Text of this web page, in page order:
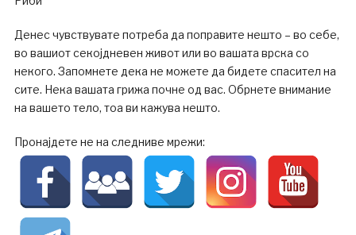
Денес чувствувате потреба да поправите нешто – во себе,
во вашиот секојдневен живот или во вашата врска со
некого. Запомнете дека не можете да бидете спасител на
сите. Нека вашата грижа почне од вас. Обрнете внимание
на вашето тело, тоа ви кажува нешто.
Пронајдете не на следниве мрежи: